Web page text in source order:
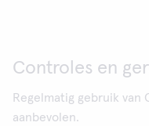
Controles en
Regelmatig gebruik van
aanbevolen.